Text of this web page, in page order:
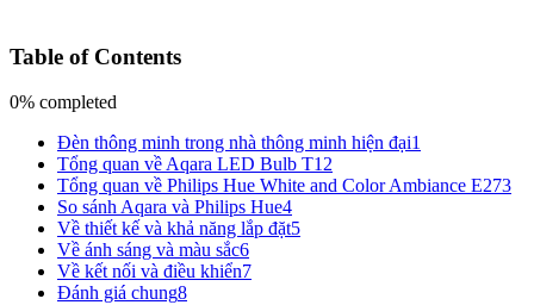
Table of Contents
0% completed
Đèn thông minh trong nhà thông minh hiện đại1
Tổng quan về Aqara LED Bulb T1 2
Tổng quan về Philips Hue White and Color Ambiance E273
So sánh Aqara và Philips Hue4
Về thiết kế và khả năng lắp đặt5
Về ánh sáng và màu sắc6
Về kết nối và điều khiển7
Đánh giá chung8